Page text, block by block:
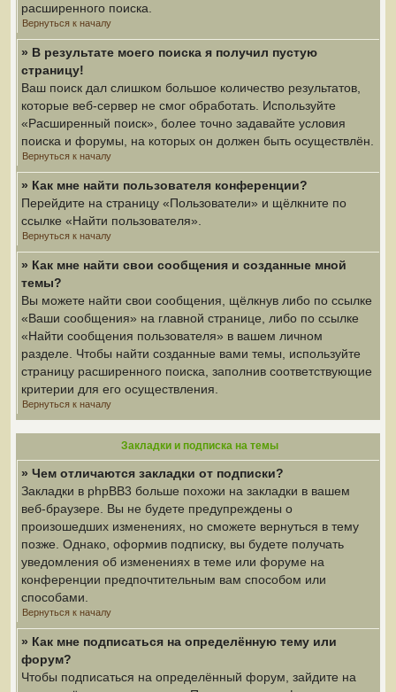
расширенного поиска.
Вернуться к началу
» В результате моего поиска я получил пустую
страницу!
Ваш поиск дал слишком большое количество результатов,
которые веб-сервер не смог обработать. Используйте
«Расширенный поиск», более точно задавайте условия
поиска и форумы, на которых он должен быть осуществлён.
Вернуться к началу
» Как мне найти пользователя конференции?
Перейдите на страницу «Пользователи» и щёлкните по
ссылке «Найти пользователя».
Вернуться к началу
» Как мне найти свои сообщения и созданные мной
темы?
Вы можете найти свои сообщения, щёлкнув либо по ссылке
«Ваши сообщения» на главной странице, либо по ссылке
«Найти сообщения пользователя» в вашем личном
разделе. Чтобы найти созданные вами темы, используйте
страницу расширенного поиска, заполнив соответствующие
критерии для его осуществления.
Вернуться к началу
Закладки и подписка на темы
» Чем отличаются закладки от подписки?
Закладки в phpBB3 больше похожи на закладки в вашем
веб-браузере. Вы не будете предупреждены о
произошедших изменениях, но сможете вернуться в тему
позже. Однако, оформив подписку, вы будете получать
уведомления об изменениях в теме или форуме на
конференции предпочтительным вам способом или
способами.
Вернуться к началу
» Как мне подписаться на определённую тему или
форум?
Чтобы подписаться на определённый форум, зайдите на